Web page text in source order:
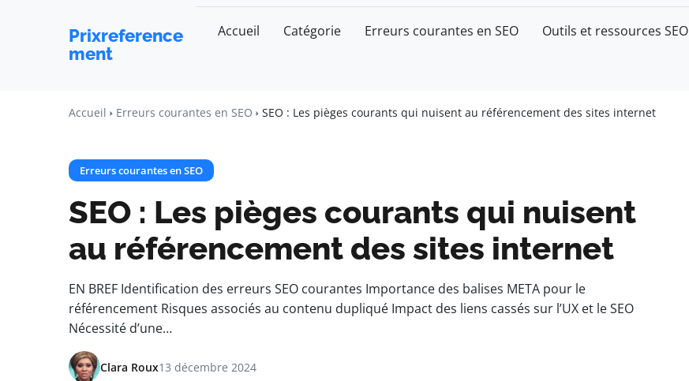
Prixreference
ment
Accueil Catégorie Erreurs courantes en SEO Outils et ressources SEO
Accueil Erreurs courantes en SEO SEO : Les pièges courants qui nuisent au référencement des sites internet
Erreurs courantes en SEO
SEO : Les pièges courants qui nuisent
au référencement des sites internet
EN BREF Identification des erreurs SEO courantes Importance des balises META pour le
référencement Risques associés au contenu dupliqué Impact des liens cassés sur l’UX et le SEO
Nécessité d’une…
Clara Roux13 décembre 2024